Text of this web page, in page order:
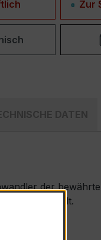
Zur
DATEN
der
entwickelt.